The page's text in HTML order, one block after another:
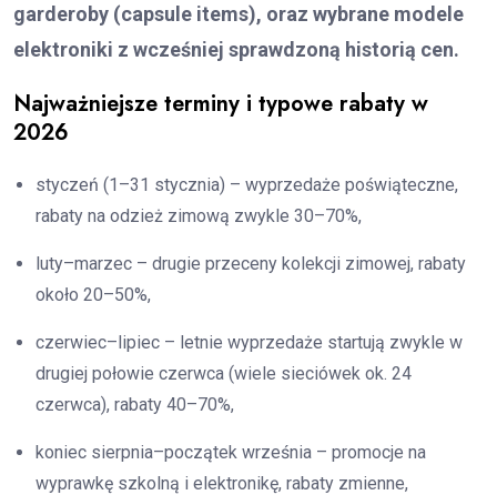
garderoby (capsule items), oraz wybrane modele
elektroniki z wcześniej sprawdzoną historią cen.
Najważniejsze terminy i typowe rabaty w
2026
styczeń (1–31 stycznia) – wyprzedaże poświąteczne,
rabaty na odzież zimową zwykle 30–70%,
luty–marzec – drugie przeceny kolekcji zimowej, rabaty
około 20–50%,
czerwiec–lipiec – letnie wyprzedaże startują zwykle w
drugiej połowie czerwca (wiele sieciówek ok. 24
czerwca), rabaty 40–70%,
koniec sierpnia–początek września – promocje na
wyprawkę szkolną i elektronikę, rabaty zmienne,